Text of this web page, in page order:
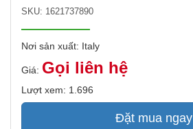
SKU: 1621737890
Nơi sản xuất: Italy
Giá: Gọi liên hệ
Lượt xem: 1.696
Đặt mua ngay